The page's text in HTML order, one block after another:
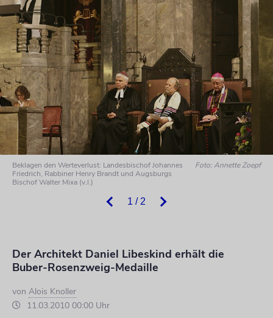
1 / 2
Beklagen den Werteverlust: Landesbischof Johannes
Friedrich, Rabbiner Henry Brandt und Augsburgs
Bischof Walter Mixa (v.l.)
Foto: Annette Zoepf
Der Architekt Daniel Libeskind erhält die
Buber-Rosenzweig-Medaille
von Alois Knoller
11.03.2010 00:00 Uhr